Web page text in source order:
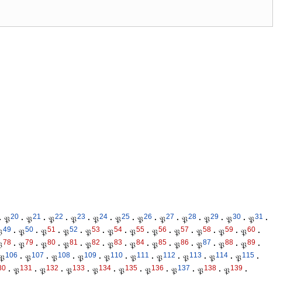
· 𝔓20 · 𝔓21 · 𝔓22 · 𝔓23 · 𝔓24 · 𝔓25 · 𝔓26 · 𝔓27 · 𝔓28 · 𝔓29 · 𝔓30 · 𝔓31
·
49 · 𝔓50 · 𝔓51 · 𝔓52 · 𝔓53 · 𝔓54 · 𝔓55 · 𝔓56 · 𝔓57 · 𝔓58 · 𝔓59 · 𝔓60 ·
78 · 𝔓79 · 𝔓80 · 𝔓81 · 𝔓82 · 𝔓83 · 𝔓84 · 𝔓85 · 𝔓86 · 𝔓87 · 𝔓88 · 𝔓89 ·
106 · 𝔓107 · 𝔓108 · 𝔓109 · 𝔓110 · 𝔓111 · 𝔓112 · 𝔓113 · 𝔓114 · 𝔓115 ·
· 𝔓131 · 𝔓132 · 𝔓133 · 𝔓134 · 𝔓135 · 𝔓136 · 𝔓137 · 𝔓138 · 𝔓139 ·